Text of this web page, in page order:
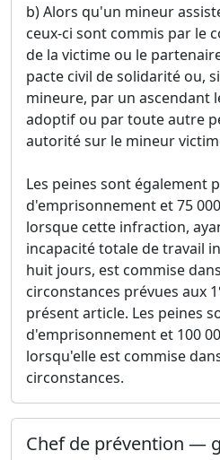
b) Alors qu'un mineur
ceux-ci sont commis par le
de la victime ou le
pacte civil de solidarité ou,
mineure, par un ascendant
adoptif ou par toute autre
autorité sur le mineur
Les peines sont également
d'emprisonnement et 75
lorsque cette infraction,
incapacité totale de travail
huit jours, est commise
circonstances prévues aux
présent article. Les peines
d'emprisonnement et 100
lorsqu'elle est commise
circonstances.
Chef de prévention —